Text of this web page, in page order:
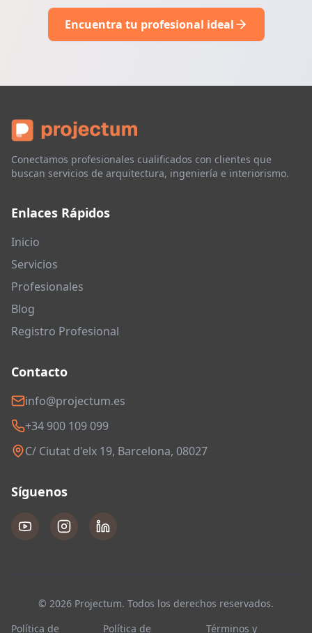
Encuentra tu profesional ideal
Conectamos profesionales cualificados con clientes que
buscan servicios de arquitectura, ingeniería e interiorismo.
Enlaces Rápidos
Inicio
Servicios
Profesionales
Blog
Registro Profesional
Contacto
info@projectum.es
+34 900 109 099
C/ Ciutat d'elx 19, Barcelona, 08027
Síguenos
© 2026 Projectum. Todos los derechos reservados.
Política de
Política de Términos y